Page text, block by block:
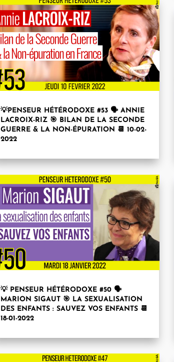
💡PENSEUR HÉTÉRODOXE #53 🗣 ANNIE
LACROIX-RIZ 🎯 BILAN DE LA SECONDE
GUERRE & LA NON-ÉPURATION 📆 10-02-
2022
💡 PENSEUR HÉTÉRODOXE #50 🗣
MARION SIGAUT 🎯 LA SEXUALISATION
DES ENFANTS : SAUVEZ VOS ENFANTS 📆
18-01-2022